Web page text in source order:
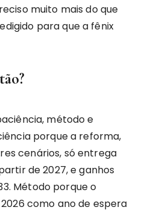
muito mais do que
para que a fênix
método e
porque a reforma,
cenários, só entrega
de 2027, e ganhos
Método porque o
como ano de espera